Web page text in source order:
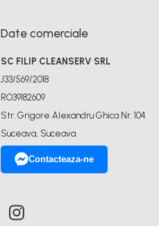
Date comerciale
SC FILIP CLEANSERV SRL
J33/569/2018
RO39182609
Str. Grigore Alexandru Ghica Nr. 104
Suceava, Suceava
Contacteaza-ne